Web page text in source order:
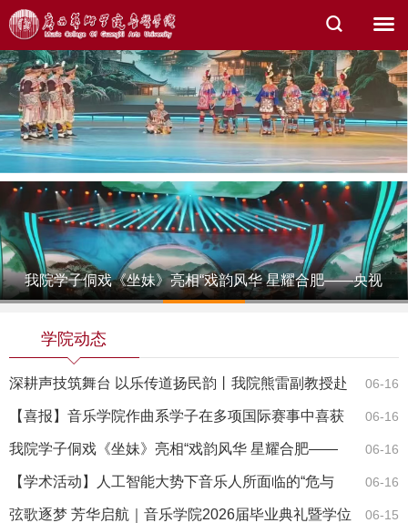
我院学子侗戏《坐妹》亮相“戏韵风华 星耀合肥——央视
学院动态
06-16
深耕声技筑舞台 以乐传道扬民韵丨我院熊雷副教授赴
两地开展声… 06-16
【喜报】音乐学院作曲系学子在多项国际赛事中喜获
佳绩奖 06-16
我院学子侗戏《坐妹》亮相“戏韵风华 星耀合肥——
央视总台戏… 06-16
【学术活动】人工智能大势下音乐人所面临的“危与
机”专题讲座… 06-15
弦歌逐梦 芳华启航｜音乐学院2026届毕业典礼暨学位